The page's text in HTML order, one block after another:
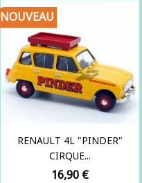
RENAULT 4L "PINDER"
CIRQUE...
Prix
16,90 €
NOUVEAU